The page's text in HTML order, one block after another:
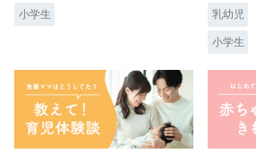
小学生 乳幼児
小学生